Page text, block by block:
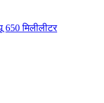
650 मिलीलीटर